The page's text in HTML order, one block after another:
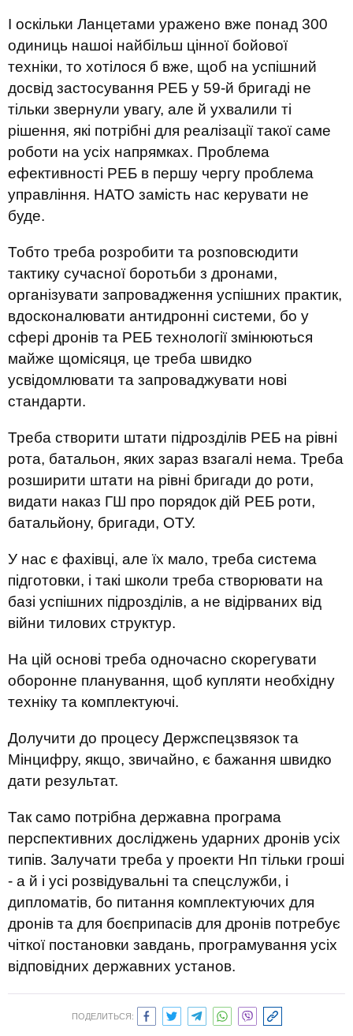
І оскільки Ланцетами уражено вже понад 300
одиниць нашоі найбільш цінної бойової
техніки, то хотілося б вже, щоб на успішний
досвід застосування РЕБ у 59-й бригаді не
тільки звернули увагу, але й ухвалили ті
рішення, які потрібні для реалізації такої саме
роботи на усіх напрямках. Проблема
ефективності РЕБ в першу чергу проблема
управління. НАТО замість нас керувати не
буде.
Тобто треба розробити та розповсюдити
тактику сучасної боротьби з дронами,
організувати запровадження успішних практик,
вдосконалювати антидронні системи, бо у
сфері дронів та РЕБ технології змінюються
майже щомісяця, це треба швидко
усвідомлювати та запроваджувати нові
стандарти.
Треба створити штати підрозділів РЕБ на рівні
рота, батальон, яких зараз взагалі нема. Треба
розширити штати на рівні бригади до роти,
видати наказ ГШ про порядок дій РЕБ роти,
батальйону, бригади, ОТУ.
У нас є фахівці, але їх мало, треба система
підготовки, і такі школи треба створювати на
базі успішних підрозділів, а не відірваних від
війни тилових структур.
На цій основі треба одночасно скорегувати
оборонне планування, щоб купляти необхідну
техніку та комплектуючі.
Долучити до процесу Держспецзвязок та
Мінцифру, якщо, звичайно, є бажання швидко
дати результат.
Так само потрібна державна програма
перспективних досліджень ударних дронів усіх
типів. Залучати треба у проекти Нп тільки гроші
- а й і усі розвідувальні та спецслужби, і
дипломатів, бо питання комплектуючих для
дронів та для боєприпасів для дронів потребує
чіткої постановки завдань, програмування усіх
відповідних державних установ.
ПОДЕЛИТЬСЯ: